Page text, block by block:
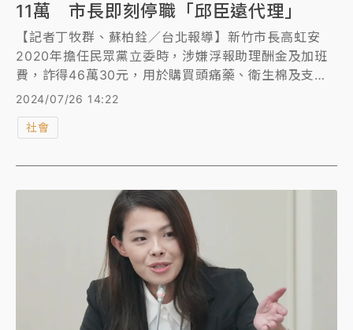
11萬 市長即刻停職「邱臣遠代理」
【記者丁牧群、蘇柏銓／台北報導】新竹市長高虹安
2020年擔任民眾黨立委時，涉嫌浮報助理酬金及加班
費，詐得46萬30元，用於購買頭痛藥、衛生棉及支付
洗頭費等個人開銷，台北地檢署去年8月依刑度7年起跳
的《貪污治罪條例》公務員利用職務機會詐取財物罪、
3年以下有期徒刑的《刑法》使公務員登載不實罪起訴
風連續2天停班，順延到今早11時宣判，法院審理後認
定她不法所得為11萬6514元，依貪污罪重判她7年4
月、褫奪公權4年。內政部也宣布今起停止高虹安新竹
市長職務，並由副市長邱臣遠代理市長職務。
2024/07/26 14:22
社會